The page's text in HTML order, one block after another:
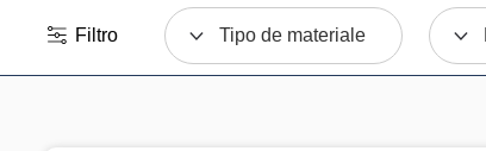
Filtro Tipo de materiale